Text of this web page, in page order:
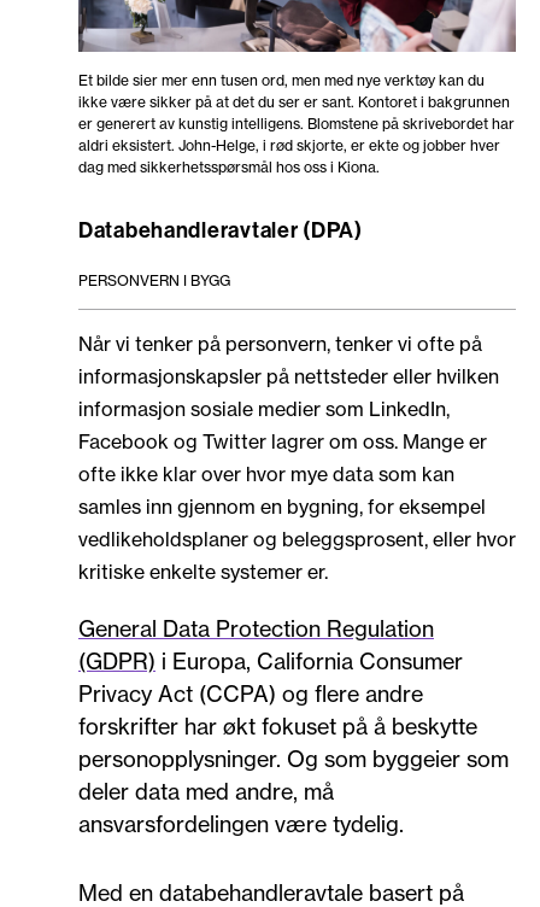
Et bilde sier mer enn tusen ord, men med nye verktøy kan du
ikke være sikker på at det du ser er sant. Kontoret i bakgrunnen
er generert av kunstig intelligens. Blomstene på skrivebordet har
aldri eksistert. John-Helge, i rød skjorte, er ekte og jobber hver
dag med sikkerhetsspørsmål hos oss i Kiona.
Databehandleravtaler (DPA)
PERSONVERN I BYGG
Når vi tenker på personvern, tenker vi ofte på
informasjonskapsler på nettsteder eller hvilken
informasjon sosiale medier som LinkedIn,
Facebook og Twitter lagrer om oss. Mange er
ofte ikke klar over hvor mye data som kan
samles inn gjennom en bygning, for eksempel
vedlikeholdsplaner og beleggsprosent, eller hvor
kritiske enkelte systemer er.
General Data Protection Regulation
(GDPR) i Europa, California Consumer
Privacy Act (CCPA) og flere andre
forskrifter har økt fokuset på å beskytte
personopplysninger. Og som byggeier som
deler data med andre, må
ansvarsfordelingen være tydelig.
Med en databehandleravtale basert på